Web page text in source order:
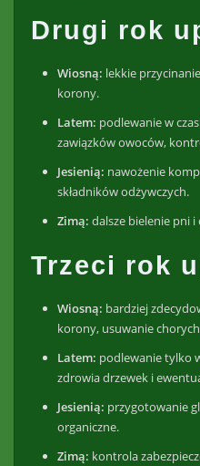
Drugi rok
Wiosną: lekkie
korony.
Latem: podlewanie w
zawiązków owoców,
Jesienią: nawożenie
składników odżywczych.
Zimą: dalsze bielenie pni
Trzeci rok
Wiosną: bardziej
korony, usuwanie
Latem: podlewanie tylko
zdrowia drzewek i
Jesienią: przygotowanie
organiczne.
Zimą: kontrola